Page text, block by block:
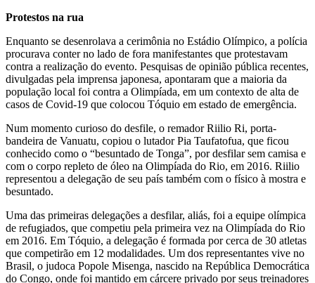
Protestos na rua
Enquanto se desenrolava a cerimônia no Estádio Olímpico, a polícia
procurava conter no lado de fora manifestantes que protestavam
contra a realização do evento. Pesquisas de opinião pública recentes,
divulgadas pela imprensa japonesa, apontaram que a maioria da
população local foi contra a Olimpíada, em um contexto de alta de
casos de Covid-19 que colocou Tóquio em estado de emergência.
Num momento curioso do desfile, o remador Riilio Ri, porta-
bandeira de Vanuatu, copiou o lutador Pia Taufatofua, que ficou
conhecido como o “besuntado de Tonga”, por desfilar sem camisa e
com o corpo repleto de óleo na Olimpíada do Rio, em 2016. Riilio
representou a delegação de seu país também com o físico à mostra e
besuntado.
Uma das primeiras delegações a desfilar, aliás, foi a equipe olímpica
de refugiados, que competiu pela primeira vez na Olimpíada do Rio
em 2016. Em Tóquio, a delegação é formada por cerca de 30 atletas
que competirão em 12 modalidades. Um dos representantes vive no
Brasil, o judoca Popole Misenga, nascido na República Democrática
do Congo, onde foi mantido em cárcere privado por seus treinadores